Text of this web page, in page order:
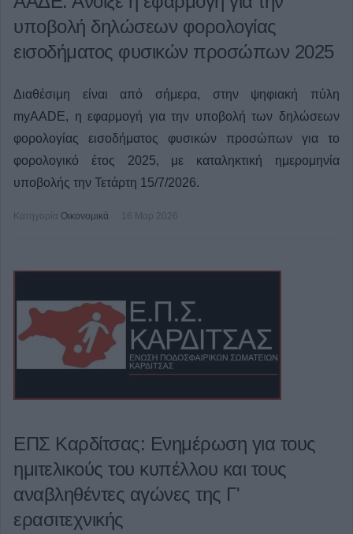
υποβολή δηλώσεων φορολογίας
εισοδήματος φυσικών προσώπων 2025
Διαθέσιμη είναι από σήμερα, στην ψηφιακή πύλη
myAADE, η εφαρμογή για την υποβολή των δηλώσεων
φορολογίας εισοδήματος φυσικών προσώπων για το
φορολογικό έτος 2025, με καταληκτική ημερομηνία
υποβολής την Τετάρτη 15/7/2026.
Κατηγορία Οικονομικά 16 Μαρ 2026
ΕΠΣ Καρδίτσας: Ενημέρωση για τους
ημιτελικούς του κυπέλλου και τους
αναβληθέντες αγώνες της Γ'
ερασιτεχνικής